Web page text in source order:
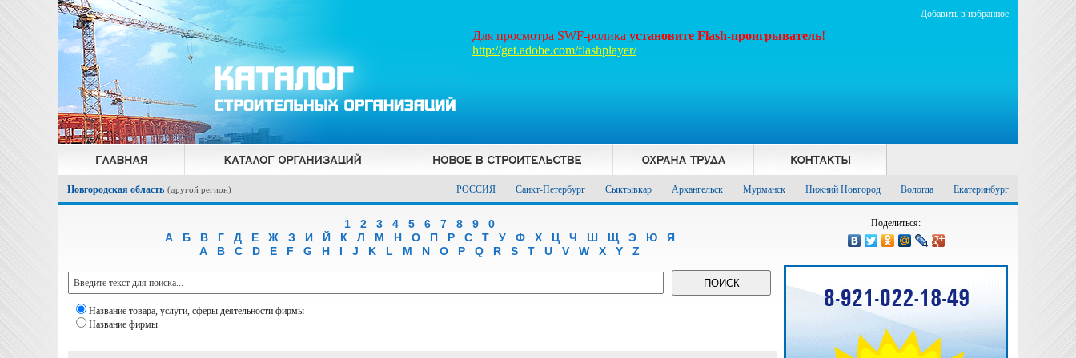
Добавить в избранное
Для просмотра SWF-ролика установите Flash-проигрыватель!
http://get.adobe.com/flashplayer/
Новгородская область (другой регион) Екатеринбург
Вологда
Нижний Новгород
Мурманск
Архангельск
Сыктывкар
Санкт-Петербург
РОССИЯ
1 2 3 4 5 6 7 8 9
0
А
Б В Г Д Е Ж З И Й К Л М Н О П Р С Т У Ф Х Ц Ч Ш Щ Э Ю
Я
A
B C D E F G H I J K L M N O P Q R S T U V W X Y Z
Название товара, услуги, сферы деятельности фирмы
Название фирмы
Поделиться: